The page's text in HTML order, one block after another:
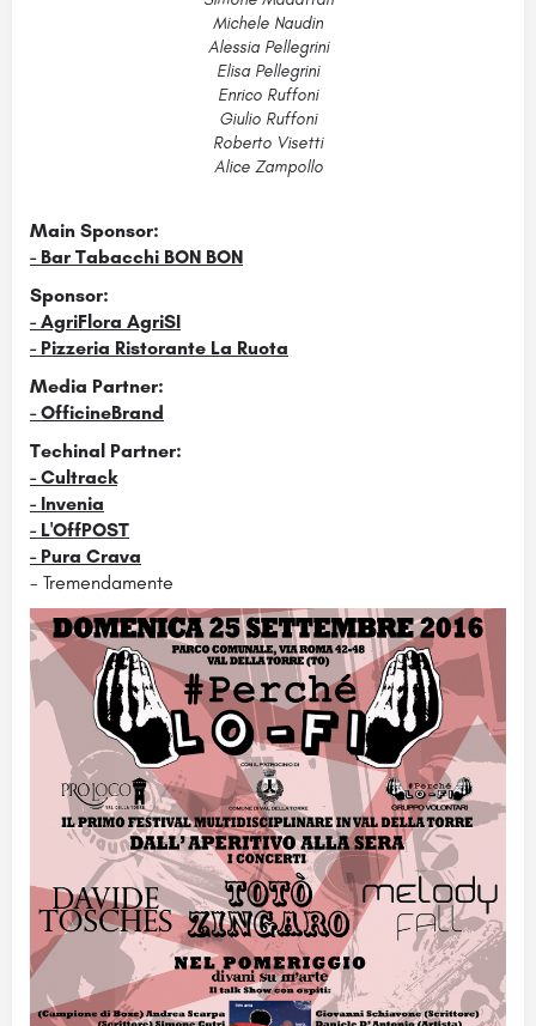
Michele Naudin
Alessia Pellegrini
Elisa Pellegrini
Enrico Ruffoni
Giulio Ruffoni
Roberto Visetti
Alice Zampollo
Main Sponsor:
- Bar Tabacchi BON BON
Sponsor:
- AgriFlora AgriSI
- Pizzeria Ristorante La Ruota
Media Partner:
- OfficineBrand
Techinal Partner:
- Cultrack
- Invenia
- L'OffPOST
- Pura Crava
- Tremendamente